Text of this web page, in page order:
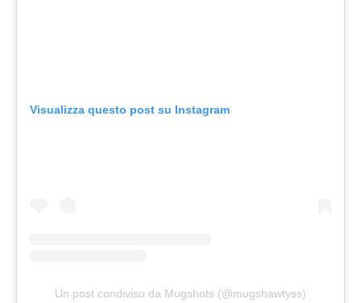
Visualizza questo post su Instagram
Un post condiviso da Mugshots (@mugshawtyss)